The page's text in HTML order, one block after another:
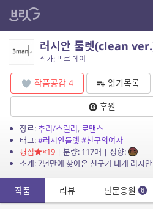
러시안 룰렛(clean
작가: 박르 메이
작품공감 4 읽기목록
후원
장르:추리/스릴러,로맨스
태그:#러시안룰렛 #친구의여자
평점
×19| 분량: 117매 | 성향:
소개: 7년만에 찾아온 친구가 내게 러시
작품 리뷰 단문응원 6